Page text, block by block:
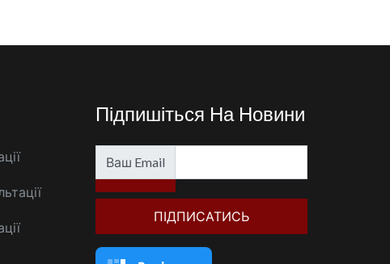
Підпишіться На Новини
Ваш Email